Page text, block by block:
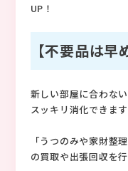
UP！
【不要品は早
新しい部屋に合わな
スッキリ消化できます
「うつのみや家財整
の買取や出張回収を